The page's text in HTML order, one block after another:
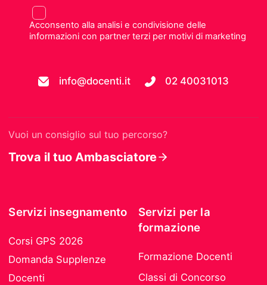
Acconsento alla analisi e condivisione delle
informazioni con partner terzi per motivi di marketing
info@docenti.it 02 40031013
Vuoi un consiglio sul tuo percorso?
Trova il tuo Ambasciatore
Servizi insegnamento
Corsi GPS 2026
Domanda Supplenze
Docenti
Servizi per la
formazione
Formazione Docenti
Classi di Concorso